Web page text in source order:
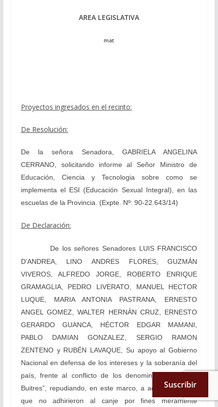
AREA LEGISLATIVA
mat
Proyectos ingresados en el recinto:
De Resolución:
De la señora Senadora, GABRIELA ANGELINA
CERRANO, solicitando informe al Señor Ministro de
Educación, Ciencia y Tecnologia sobre como se
implementa el ESI (Educación Sexual Integral), en las
escuelas de la Provincia. (Expte. Nº: 90-22.643/14)
De Declaración:
De los señores Senadores LUIS FRANCISCO
D’ANDREA, LINO ANDRES FLORES, GUZMÁN
VIVEROS, ALFREDO JORGE, ROBERTO ENRIQUE
GRAMAGLIA, PEDRO LIVERATO, MANUEL HECTOR
LUQUE, MARIA ANTONIA PASTRANA, ERNESTO
ANGEL GOMEZ,WALTER HERNÁN CRUZ, ERNESTO
GERARDO GUANCA, HÉCTOR EDGAR MAMANI,
PABLO DAMIAN GONZALEZ, SERGIO RAMON
ZENTENO y RUBÉN LAVAQUE, Su apoyo al Gobierno
Nacional en defensa de los intereses y la soberanía del
país, frente al conflicto de los denominados “Fondos
Buitres”, repudiando, en este marco, a aquellos fondos
que no adhirieron al canje por fines meramente
Suscribir